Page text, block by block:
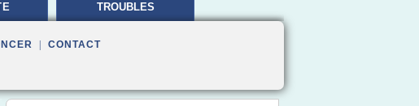
TROUBLES
CONTACT